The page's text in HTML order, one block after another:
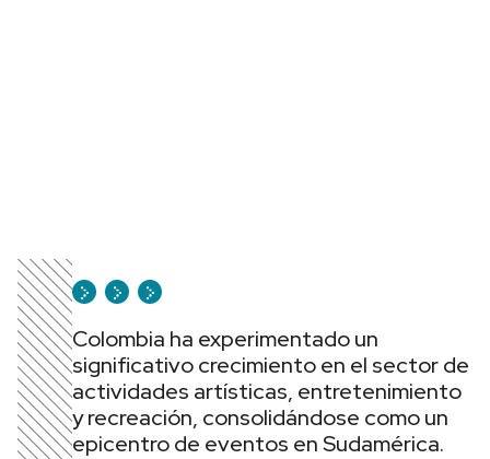
Colombia ha experimentado un
significativo crecimiento en el sector de
actividades artísticas, entretenimiento
y recreación, consolidándose como un
epicentro de eventos en Sudamérica.